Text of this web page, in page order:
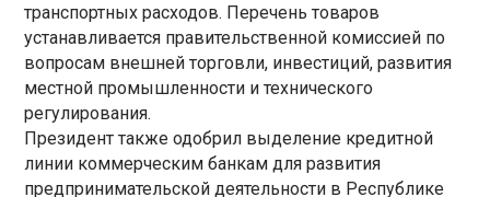
транспортных расходов. Перечень товаров
устанавливается правительственной комиссией по
вопросам внешней торговли, инвестиций, развития
местной промышленности и технического
регулирования.
Президент также одобрил выделение кредитной
линии коммерческим банкам для развития
предпринимательской деятельности в Республике